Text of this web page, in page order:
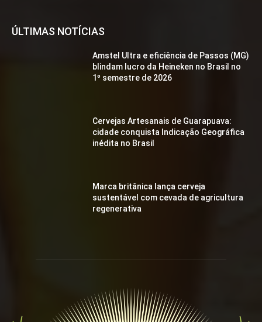
ÚLTIMAS NOTÍCIAS
Amstel Ultra e eficiência de Passos (MG)
blindam lucro da Heineken no Brasil no
1º semestre de 2026
Cervejas Artesanais de Guarapuava:
cidade conquista Indicação Geográfica
inédita no Brasil
Marca britânica lança cerveja
sustentável com cevada de agricultura
regenerativa